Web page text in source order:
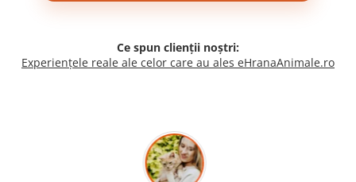
Ce spun clienții noștri:
Experiențele reale ale celor care au ales eHranaAnimale.ro